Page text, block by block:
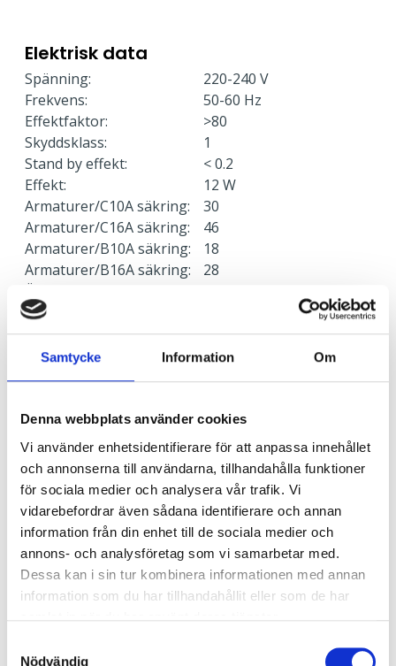
Samtycke Information Om
Denna webbplats använder cookies
Vi använder enhetsidentifierare för att anpassa innehållet
och annonserna till användarna, tillhandahålla funktioner
för sociala medier och analysera vår trafik. Vi
vidarebefordrar även sådana identifierare och annan
information från din enhet till de sociala medier och
annons- och analysföretag som vi samarbetar med.
Dessa kan i sin tur kombinera informationen med annan
information som du har tillhandahållit eller som de har
Nödvändig
Elektrisk data
Spänning:
220-240 V
Frekvens:
50-60 Hz
Effektfaktor:
>80
Skyddsklass:
1
Stand by effekt:
< 0.2
Effekt:
12 W
Armaturer/C10A säkring:
30
Armaturer/C16A säkring:
46
Armaturer/B10A säkring:
18
Armaturer/B16A säkring:
28
Överspänningsskydd CM
kV/kA:
Överspänningsskydd DM
kV/kA:
1
Ljusstyrning
Ljusstyrning:
DALI, Fasimpuls, DSI,
Korridorfunktion
Antal DALI-adresser:
1
Sensor:
Utan sensor
Nödljus
Nödljus: Nej
Anslutning